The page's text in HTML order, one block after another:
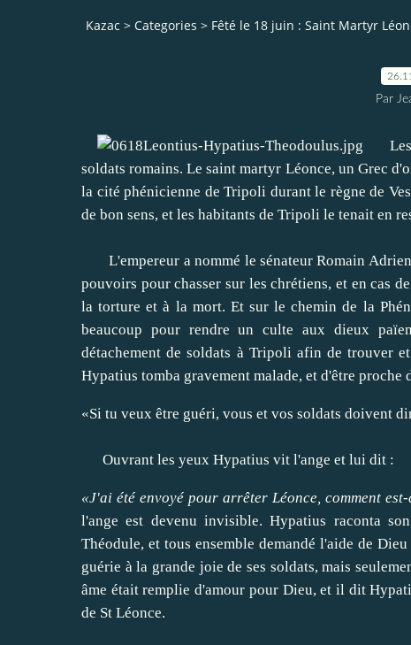
Kazac > Categories > Fêté le 18 juin : Saint Martyr
Par
Les
soldats romains. Le saint martyr Léonce, un Grec
la cité phénicienne de Tripoli durant le règne de
de bon sens, et les habitants de Tripoli le tenait en
L'empereur a nommé le sénateur Romain
pouvoirs pour chasser sur les chrétiens, et en cas
la torture et à la mort. Et sur le chemin de la
beaucoup pour rendre un culte aux dieux
détachement de soldats à Tripoli afin de trouver
Hypatius tomba gravement malade, et d'être
«Si tu veux être guéri, vous et vos soldats doivent
Ouvrant les yeux Hypatius vit l'ange et lui dit :
«J'ai été envoyé pour arrêter Léonce, comment
l'ange est devenu invisible. Hypatius raconta
Théodule, et tous ensemble demandé l'aide de
guérie à la grande joie de ses soldats, mais
âme était remplie d'amour pour Dieu, et il dit
de St Léonce.